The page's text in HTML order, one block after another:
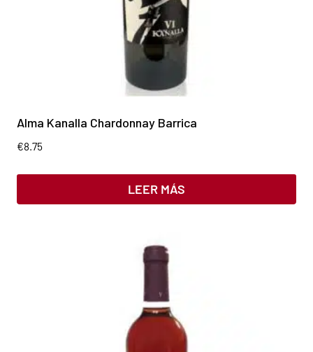
Alma Kanalla Chardonnay Barrica
€8.75
LEER MÁS